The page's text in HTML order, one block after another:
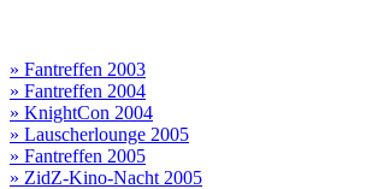
» Fantreffen 2003
» Fantreffen 2004
» KnightCon 2004
» Lauscherlounge 2005
» Fantreffen 2005
» ZidZ-Kino-Nacht 2005